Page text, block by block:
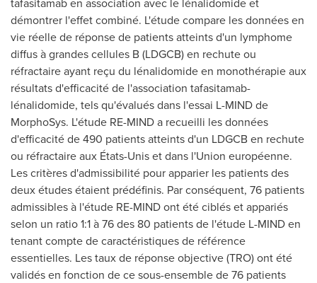
démontrer l'effet combiné. L'étude compare les données en
vie réelle de réponse de patients atteints d'un lymphome
diffus à grandes cellules B (LDGCB) en rechute ou
réfractaire ayant reçu du lénalidomide en monothérapie aux
résultats d'efficacité de l'association tafasitamab-
lénalidomide, tels qu'évalués dans l'essai L-MIND de
MorphoSys. L'étude RE-MIND a recueilli les données
d'efficacité de 490 patients atteints d'un LDGCB en rechute
ou réfractaire aux États-Unis et dans l'Union européenne.
Les critères d'admissibilité pour apparier les patients des
deux études étaient prédéfinis. Par conséquent, 76 patients
admissibles à l'étude RE-MIND ont été ciblés et appariés
selon un ratio 1:1 à 76 des 80 patients de l'étude L-MIND en
tenant compte de caractéristiques de référence
essentielles. Les taux de réponse objective (TRO) ont été
validés en fonction de ce sous-ensemble de 76 patients